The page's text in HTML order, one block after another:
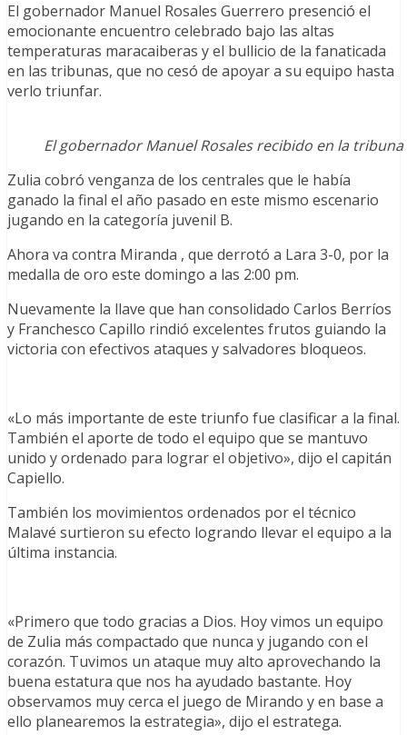
El gobernador Manuel Rosales Guerrero presenció el
emocionante encuentro celebrado bajo las altas
temperaturas maracaiberas y el bullicio de la fanaticada
en las tribunas, que no cesó de apoyar a su equipo hasta
verlo triunfar.
El gobernador Manuel Rosales recibido en la
Zulia cobró venganza de los centrales que le había
ganado la final el año pasado en este mismo escenario
jugando en la categoría juvenil B.
Ahora va contra Miranda , que derrotó a Lara 3-0, por la
medalla de oro este domingo a las 2:00 pm.
Nuevamente la llave que han consolidado Carlos Berríos
y Franchesco Capillo rindió excelentes frutos guiando la
victoria con efectivos ataques y salvadores bloqueos.
«Lo más importante de este triunfo fue clasificar a la final.
También el aporte de todo el equipo que se mantuvo
unido y ordenado para lograr el objetivo», dijo el capitán
Capiello.
También los movimientos ordenados por el técnico
Malavé surtieron su efecto logrando llevar el equipo a la
última instancia.
«Primero que todo gracias a Dios. Hoy vimos un equipo
de Zulia más compactado que nunca y jugando con el
corazón. Tuvimos un ataque muy alto aprovechando la
buena estatura que nos ha ayudado bastante. Hoy
observamos muy cerca el juego de Mirando y en base a
ello planearemos la estrategia», dijo el estratega.